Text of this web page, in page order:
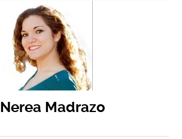
Nerea Madrazo